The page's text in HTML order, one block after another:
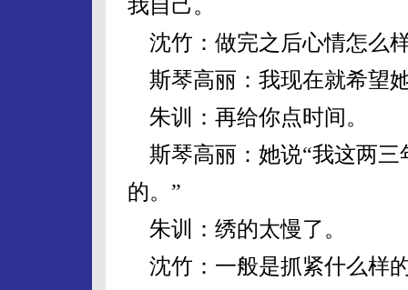
我自己。
沈竹：做完之后心情怎么
斯琴高丽：我现在就希望
朱训：再给你点时间。
斯琴高丽：她说“我这两三
的。”
朱训：绣的太慢了。
沈竹：一般是抓紧什么样